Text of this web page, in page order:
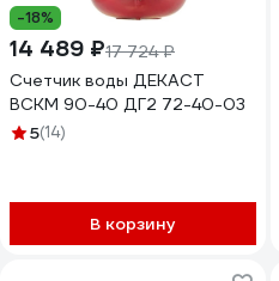
-18%
14 489 ₽17 724 ₽
Счетчик воды ДЕКАСТ
ВСКМ 90-40 ДГ2 72-40-03
5(14)
В корзину